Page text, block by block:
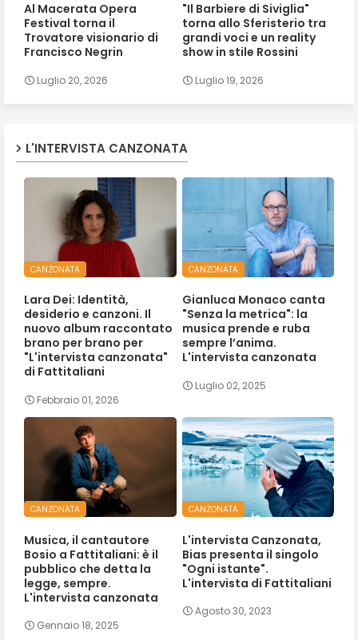
Al Macerata Opera
Festival torna il
Trovatore visionario di
Francisco Negrin
Luglio 20, 2026
"Il Barbiere di Siviglia"
torna allo Sferisterio tra
grandi voci e un reality
show in stile Rossini
Luglio 19, 2026
L'INTERVISTA CANZONATA
CANZONATA
Lara Dei: Identità,
desiderio e canzoni. Il
nuovo album raccontato
brano per brano per
"L'intervista canzonata"
di Fattitaliani
Febbraio 01, 2026
CANZONATA
Gianluca Monaco canta
"Senza la metrica": la
musica prende e ruba
sempre l’anima.
L'intervista canzonata
Luglio 02, 2025
CANZONATA
Musica, il cantautore
Bosio a Fattitaliani: è il
pubblico che detta la
legge, sempre.
L'intervista canzonata
Gennaio 18, 2025
CANZONATA
L'intervista Canzonata,
Bias presenta il singolo
"Ogni istante".
L'intervista di Fattitaliani
Agosto 30, 2023